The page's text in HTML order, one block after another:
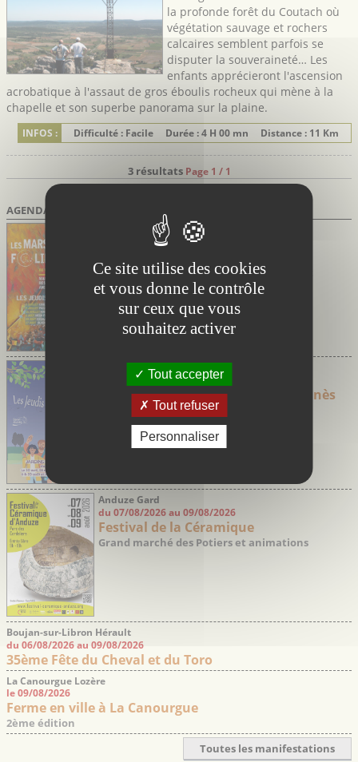
la profonde forêt du Coutach où
végétation sauvage et rochers
calcaires semblent parfois se
disputer la souveraineté… Les
enfants apprécieront l'ascension
acrobatique à l'assaut de gros éboulis rocheux qui mène à la
chapelle et son superbe panorama sur la plaine.
INFOS : Difficulté : Facile Durée : 4 H 00 mn Distance : 11 Km
3 résultats Page 1 / 1
AGENDA DES SORTIES
Marsillargues Hérault
du 02/07/2026 au 27/08/2026
Soirées festives avec marché nocturne et
concerts
Saint-Aunès Hérault
du 30/04/2026 au 24/09/2026
Les jeudis Guinguette de Saint-Aunès
Anduze Gard
du 07/08/2026 au 09/08/2026
Festival de la Céramique
Grand marché des Potiers et animations
Boujan-sur-Libron Hérault
du 06/08/2026 au 09/08/2026
35ème Fête du Cheval et du Toro
La Canourgue Lozère
le 09/08/2026
Ferme en ville à La Canourgue
2ème édition
Toutes les manifestations
Ce site utilise des cookies
et vous donne le contrôle
sur ceux que vous
souhaitez activer
Tout accepter
Tout refuser
Personnaliser